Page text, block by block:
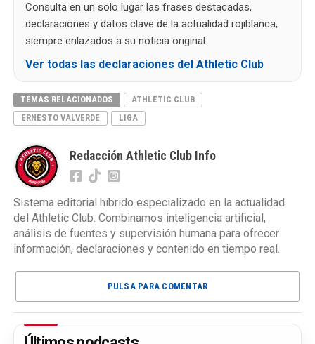
Consulta en un solo lugar las frases destacadas,
declaraciones y datos clave de la actualidad rojiblanca,
siempre enlazados a su noticia original.
Ver todas las declaraciones del Athletic Club
TEMAS RELACIONADOS
ATHLETIC CLUB
ERNESTO VALVERDE
LIGA
Redacción Athletic Club Info
Sistema editorial híbrido especializado en la actualidad
del Athletic Club. Combinamos inteligencia artificial,
análisis de fuentes y supervisión humana para ofrecer
información, declaraciones y contenido en tiempo real.
PULSA PARA COMENTAR